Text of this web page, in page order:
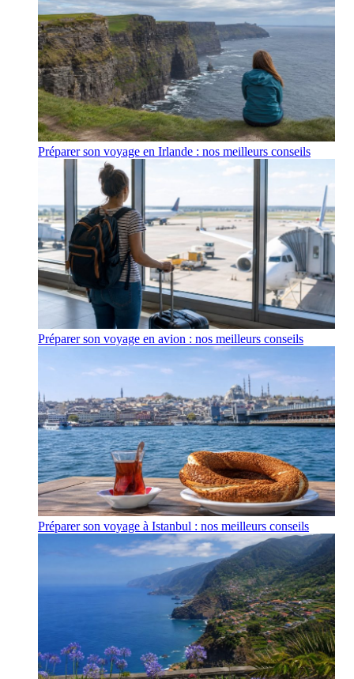
Préparer son voyage en Irlande : nos meilleurs conseils
Préparer son voyage en avion : nos meilleurs conseils
Préparer son voyage à Istanbul : nos meilleurs conseils